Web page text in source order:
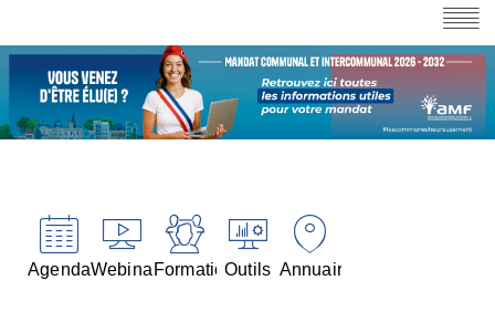
AgendaWebinairesFormationsOutils Annuaires